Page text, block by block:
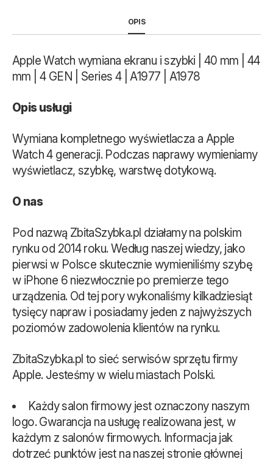
OPIS
Apple Watch wymiana ekranu i szybki | 40 mm | 44
mm | 4 GEN | Series 4 | A1977 | A1978
Opis usługi
Wymiana kompletnego wyświetlacza a Apple
Watch 4 generacji. Podczas naprawy wymieniamy
wyświetlacz, szybkę, warstwę dotykową.
O nas
Pod nazwą ZbitaSzybka.pl działamy na polskim
rynku od 2014 roku. Według naszej wiedzy, jako
pierwsi w Polsce skutecznie wymieniliśmy szybę
w iPhone 6 niezwłocznie po premierze tego
urządzenia. Od tej pory wykonaliśmy kilkadziesiąt
tysięcy napraw i posiadamy jeden z najwyższych
poziomów zadowolenia klientów na rynku.
ZbitaSzybka.pl to sieć serwisów sprzętu firmy
Apple. Jesteśmy w wielu miastach Polski.
Każdy salon firmowy jest oznaczony naszym
logo. Gwarancja na usługę realizowana jest, w
każdym z salonów firmowych. Informacja jak
dotrzeć punktów jest na naszej stronie głównej